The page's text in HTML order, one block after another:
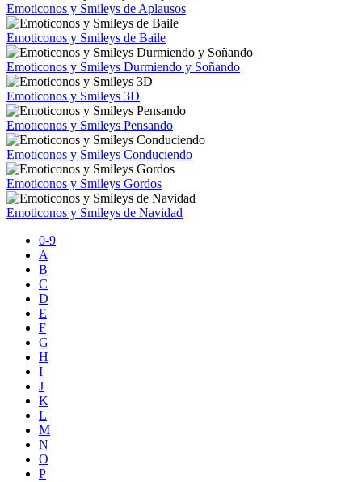
Emoticonos y Smileys de Aplausos
Emoticonos y Smileys de Baile
Emoticonos y Smileys Durmiendo y Soñando
Emoticonos y Smileys 3D
Emoticonos y Smileys Pensando
Emoticonos y Smileys Conduciendo
Emoticonos y Smileys Gordos
Emoticonos y Smileys de Navidad
0-9
A
B
C
D
E
F
G
H
I
J
K
L
M
N
O
P